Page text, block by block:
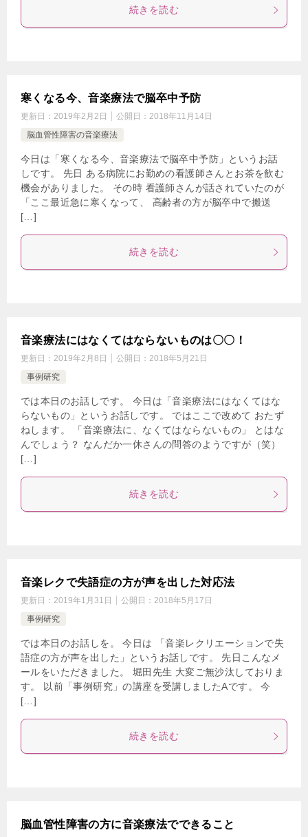
続きを読む
寒くなる今、音楽療法で脳卒中予防
更新日： 2019年2月2日 公開日： 2018年11月14日
脳血管性障害の音楽療法
今日は「寒くなる今、音楽療法で脳卒中予防」というお話
しです。 先日 ある病院にお勤めの看護師さんとお茶を飲む
機会がありました。 その時 看護師さんが話されていたのが
「ここ最近急に寒くなって、 高齢者の方が脳卒中で搬送
[…]
続きを読む
音楽療法にはなくてはならないものは〇〇！
更新日： 2019年2月8日 公開日： 2018年5月21日
事例研究
では本日のお話しです。 今日は「音楽療法にはなくてはな
らないもの」というお話しです。 ではここで改めて おたず
ねします。 「音楽療法に、なくてはならないもの」 とはな
んでしょう？ なんだか一休さんの問答のようですが（笑）
[…]
続きを読む
音楽レクで失語症の方が声を出した対応法
更新日： 2019年1月31日 公開日： 2018年5月17日
事例研究
では本日のお話しを。 今日は 「音楽レクリエーションで失
語症の方が声を出した」というお話しです。 先日こんなメ
ールをいただきました。 堀田先生 大変ご無沙汰しておりま
す。 以前「事例研究」の講座を受講しましたAです。 今
[…]
続きを読む
脳血管性障害の方に音楽療法でできること